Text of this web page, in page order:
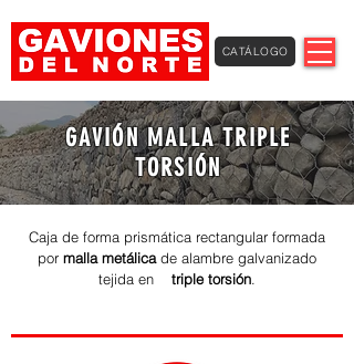
CATÁLOGO
GAVIÓN MALLA TRIPLE
TORSIÓN
Caja de forma prismática rectangular formada
por malla metálicade alambre galvanizado
tejida en triple torsión.